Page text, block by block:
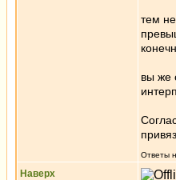
тем
вы же
Ответы
Наверх